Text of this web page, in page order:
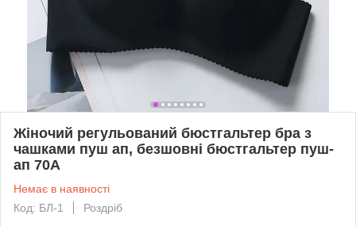
Жіночий регульований бюстгальтер бра з
чашками пуш ап, безшовні бюстгальтер пуш-
ап 70A
Немає в наявності
Код: БЛ-1
Роздріб